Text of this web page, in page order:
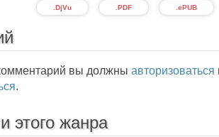
.ePUB
.PDF
.DjVu
вы должны авторизоваться
.
этого жанра